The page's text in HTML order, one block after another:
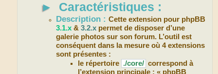
► Caractéristiques :
Description :Cette extension pour phpBB
3.1.x &3.2.x permet de disposer d’une
galerie photos sur son forum. L’outil est
conséquent dans la mesure où 4 extensions
sont présentes :
le répertoire ./core/ correspond à
l’extension principale : « phpBB